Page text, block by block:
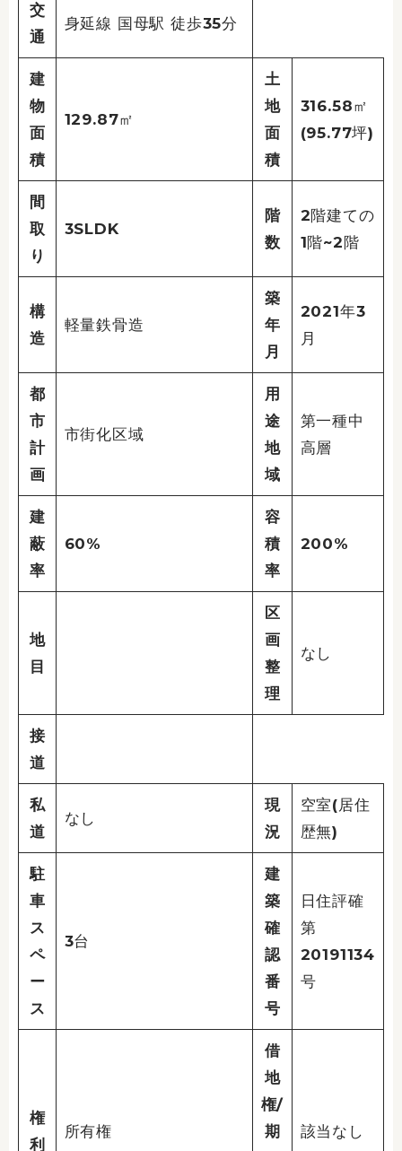
交
通
身延線 国母駅 徒歩35分
建
物
面
積
129.87㎡
土
地
面
積
316.58㎡
(95.77坪)
間
取
り
3SLDK
階
数
2階建ての
1階~2階
構
造
軽量鉄骨造
築
年
月
2021年3
月
都
市
計
画
市街化区域
用
途
地
域
第一種中
高層
建
蔽
率
60%
容
積
率
200%
地
目
区
画
整
理
なし
接
道
私
道
なし
現
況
空室(居住
歴無)
駐
車
ス
ペ
ー
ス
3台
建
築
確
認
番
号
日住評確
第
20191134
号
権
利
所有権
借
地
権/
期
該当なし